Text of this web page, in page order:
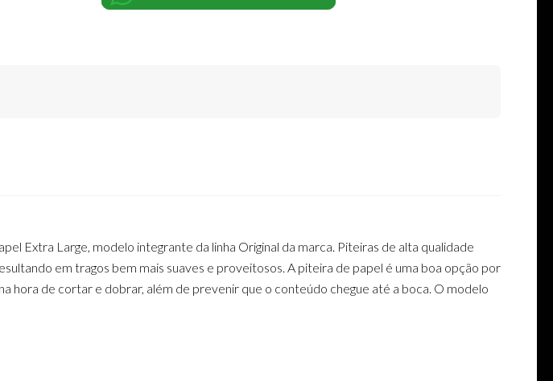
Extra Large, modelo integrante da linha Original da marca. Piteiras de alta qualidade
em tragos bem mais suaves e proveitosos. A piteira de papel é uma boa opção por
hora de cortar e dobrar, além de prevenir que o conteúdo chegue até a boca. O modelo